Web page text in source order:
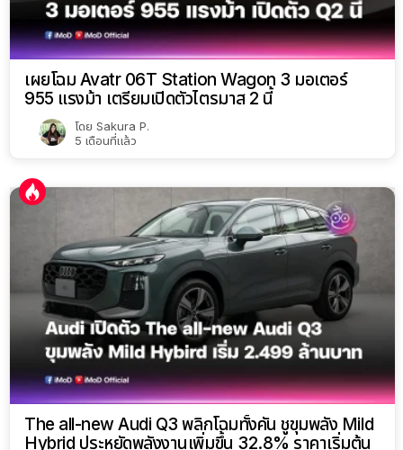
เผยโฉม Avatr 06T Station Wagon 3 มอเตอร์
955 แรงม้า เตรียมเปิดตัวไตรมาส 2 นี้
โดย Sakura P.
5 เดือนที่แล้ว
The all-new Audi Q3 พลิกโฉมทั้งคัน ชูขุมพลัง Mild
Hybrid ประหยัดพลังงานเพิ่มขึ้น 32.8% ราคาเริ่มต้น